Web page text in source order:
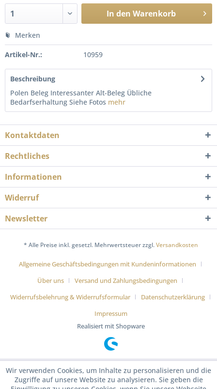
In den Warenkorb
Merken
Artikel-Nr.: 10959
Beschreibung
Polen Beleg Interessanter Alt-Beleg Übliche
Bedarfserhaltung Siehe Fotos mehr
Kontaktdaten
Rechtliches
Informationen
Widerruf
Newsletter
* Alle Preise inkl. gesetzl. Mehrwertsteuer zzgl.Versandkosten
Allgemeine Geschäftsbedingungen mit Kundeninformationen
Über uns
Versand und Zahlungsbedingungen
Widerrufsbelehrung & Widerrufsformular
Datenschutzerklärung
Impressum
Realisiert mit Shopware
Wir verwenden Cookies, um Inhalte zu personalisieren und die
Zugriffe auf unsere Website zu analysieren. Sie geben die